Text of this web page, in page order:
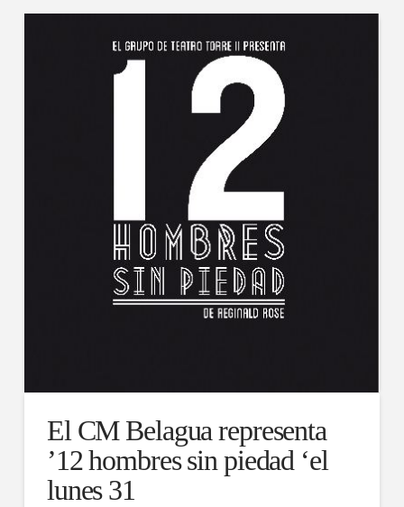
El CM Belagua representa
’12 hombres sin piedad ‘el
lunes 31